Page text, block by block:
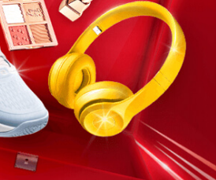
cung cấp thông tin liên quan đến
Timviec.com.vn vận hành nhằm giúp
dụng, người đi làm, người tìm việc
ứng được mong muốn của mình.
Giấy phép hoạt động dịch vụ
việc làm số 54/2019/SLĐTBXH-
GP do Sở lao động thương
binh và xã hội cấp ngày 30